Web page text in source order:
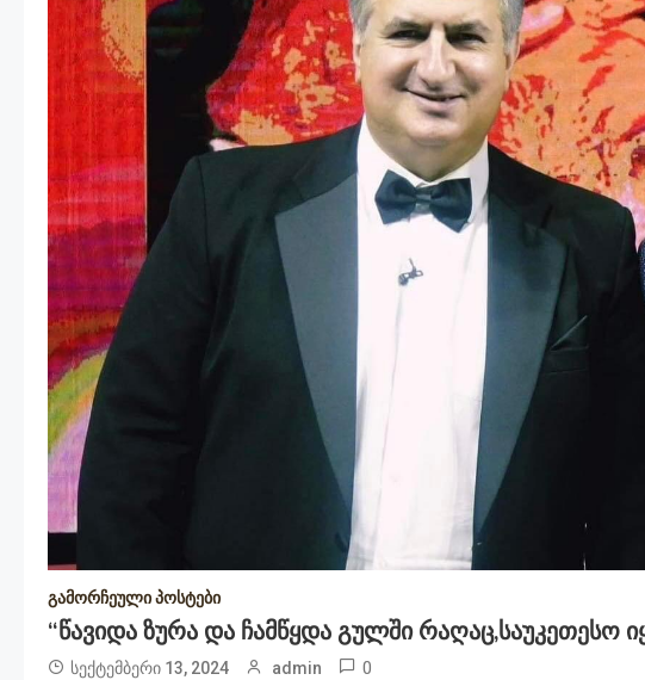
გამორჩეული პოსტები
“წავიდა Ზურა Და Ჩამწყდა Გულში Რაღაც,საუკეთესო
სექტემბერი 13, 2024 admin 0